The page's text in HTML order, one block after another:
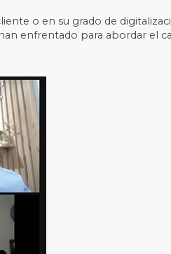
o en su grado de
enfrentado para abordar el